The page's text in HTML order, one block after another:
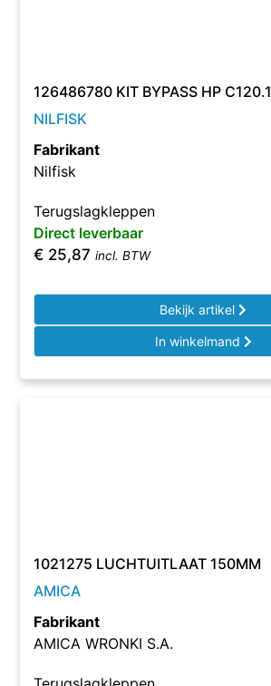
126486780 KIT BYPASS HP C120.1
NILFISK
Fabrikant
Nilfisk
Terugslagkleppen
Direct leverbaar
€ 25,87 incl. BTW
Bekijk artikel
In winkelmand
1021275 LUCHTUITLAAT 150MM
AMICA
Fabrikant
AMICA WRONKI S.A.